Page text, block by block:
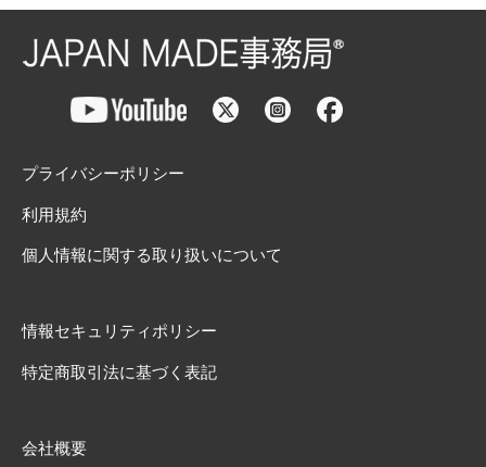
プライバシーポリシー
利用規約
個人情報に関する取り扱いについて
情報セキュリティポリシー
特定商取引法に基づく表記
会社概要